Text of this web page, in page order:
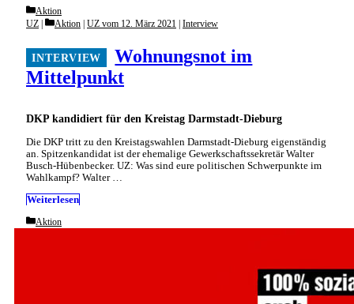
Categories
Aktion
DKP kandidiert für den Kreistag Darmstadt-Dieburg
Wohnungsnot im
Mittelpunkt
UZ Categories
Aktion UZ vom 12. März 2021 Interview
Die DKP tritt zu den Kreistagswahlen Darmstadt-Dieburg eigenständig
an. Spitzenkandidat ist der ehemalige Gewerkschaftssekretär Walter
Busch-Hübenbecker. UZ: Was sind eure politischen Schwerpunkte im
Wahlkampf? Walter …
Weiterlesen
Categories
Aktion